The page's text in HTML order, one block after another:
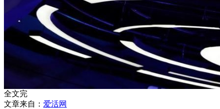
全文完
文章来自： 爱活网